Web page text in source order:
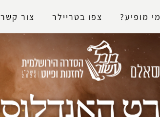
מי מופיע? צפו בטריילר צור קשר